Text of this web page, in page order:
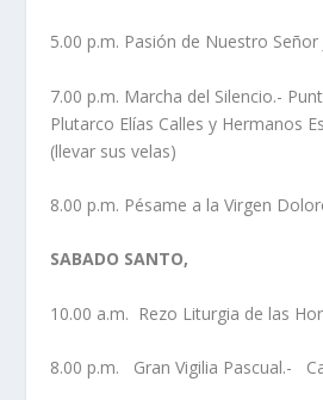
5.00 p.m. Pasión de Nuestro Señor
7.00 p.m. Marcha del Silencio.-
Plutarco Elías Calles y Hermanos
(llevar sus velas)
8.00 p.m. Pésame a la Virgen
SABADO SANTO,
10.00 a.m. Rezo Liturgia de las
8.00 p.m. Gran Vigilia Pascual.-